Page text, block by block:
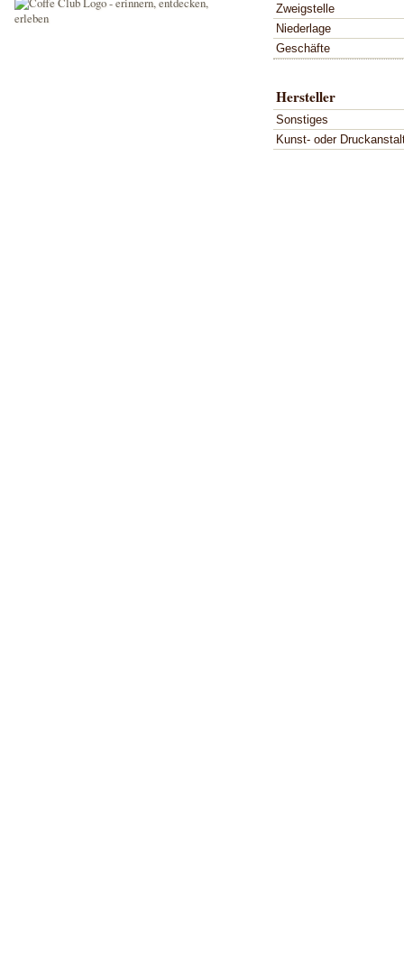
Zweigstelle
Niederlage
Geschäfte
Hersteller
Sonstiges
Kunst- oder